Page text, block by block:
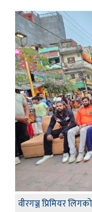
वीरगञ्ज प्रिमियर